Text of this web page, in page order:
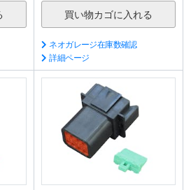
ネオガレージ在庫数確認
詳細ページ